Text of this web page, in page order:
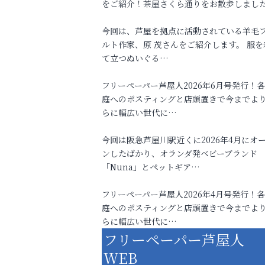
をご紹介！茶屋さくら通りをお散歩しまし
今回は、芦屋を拠点に活動されている羊毛
ルト作家、原 茂さんをご紹介します。 服を
て立つぬいぐる…
フリーペーパー芦屋人2026年6月号発行！
庭へのポスティングと店頭置きで今までよ
らに幅広い世代に…
今回は阪急芦屋川駅近くに2026年4月にオ
ンしたばかり、オランダ発ベビーブランド
「Nuna」とペットギア…
フリーペーパー芦屋人2026年4月号発行！
庭へのポスティングと店頭置きで今までよ
らに幅広い世代に…
フリーペーパー芦屋人
WEB